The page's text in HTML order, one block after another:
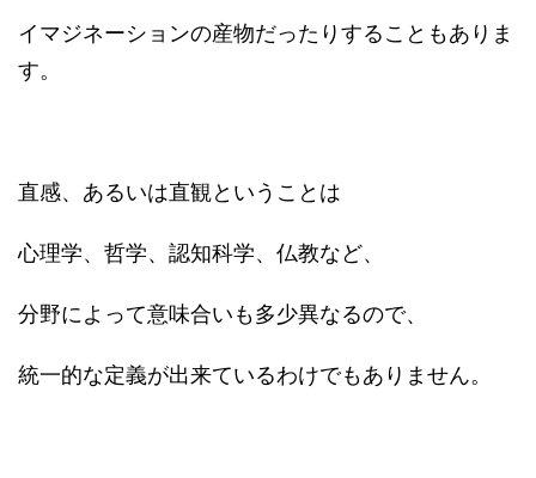
イマジネーションの産物だったりすることもありま
す。
直感、あるいは直観ということは
心理学、哲学、認知科学、仏教など、
分野によって意味合いも多少異なるので、
統一的な定義が出来ているわけでもありません。